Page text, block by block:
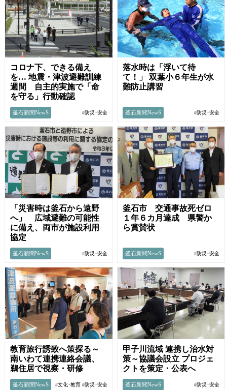
コロナ下、できる備え
を… 地震・津波避難訓練
週間 自主的実施で「命
を守る」行動確認
釜石新聞NewS #防災･安全
落水時は「浮いて待
て！」 双葉小６年生が水
難防止講習
釜石新聞NewS #防災･安全
「災害時は釜石から遠野
へ」 広域避難の可能性
に備え、両市が施設利用
協定
釜石新聞NewS #防災･安全
釜石市 交通事故死ゼロ
１年６カ月達成 県警か
ら賞賛状
釜石新聞NewS #防災･安全
教育旅行誘致へ策探る～
南いわて連携連絡会議、
鵜住居で視察・研修
釜石新聞NewS #文化･教育 #防災･安全
甲子川流域 連携し治水対
策～協議会設立 プロジェ
クトを策定・公表へ
釜石新聞NewS #防災･安全